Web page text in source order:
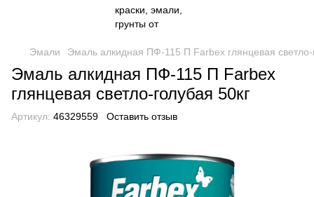
Эмали Эмаль алкидная ПФ-115 П Farbex глянцевая светло-
Эмаль алкидная ПФ-115 П Farbex
глянцевая светло-голубая 50кг
Артикул: 46329559 Оставить отзыв